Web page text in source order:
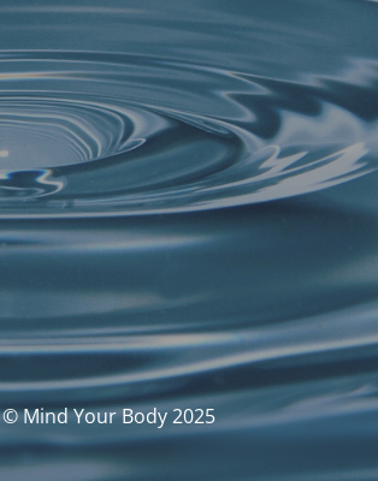
© Mind Your Body 2025